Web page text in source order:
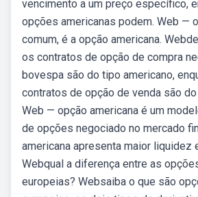
vencimento a um preço específico,
opções americanas podem. Web —
comum, é a opção americana.
os contratos de opção de compra
bovespa são do tipo americano,
contratos de opção de venda são
Web — opção americana é um
de opções negociado no mercado
americana apresenta maior liquidez
Webqual a diferença entre as
europeias? Websaiba o que são